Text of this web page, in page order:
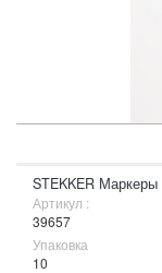
STEKKER
Артикул :
39657
Упаковка
10